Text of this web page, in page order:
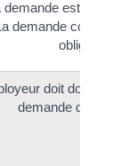
demande est faite
demande contient
doit donner
demande de